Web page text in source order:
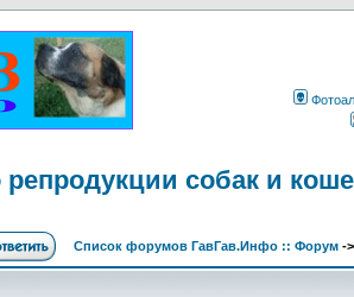
собак и
Список форумов ГавГав.Инфо :: Форум -